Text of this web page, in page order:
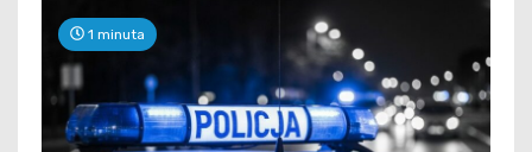
1 minuta